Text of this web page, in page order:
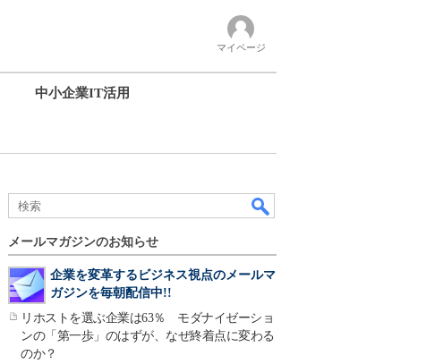
マイページ
中小企業IT活用
メールマガジンのお知らせ
企業を変革するビジネス視点のメールマ
ガジンを毎朝配信中!!
リホストを選ぶ企業は63％ モダナイゼーショ
ンの「第一歩」のはずが、なぜ終着点に変わる
のか？